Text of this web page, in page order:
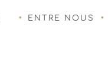
ENTRE NOUS